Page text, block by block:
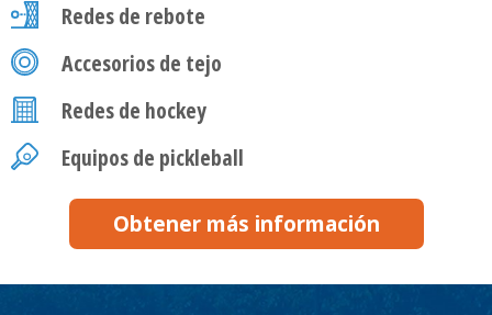
Redes de rebote
Accesorios de tejo
Redes de hockey
Equipos de pickleball
Obtener más información